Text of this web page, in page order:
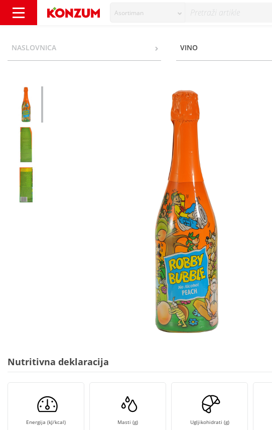
Asortiman
NASLOVNICA VINO
Nutritivna deklaracija
Energija (kJ/kcal) Masti (g) Ugljikohidrati (g)